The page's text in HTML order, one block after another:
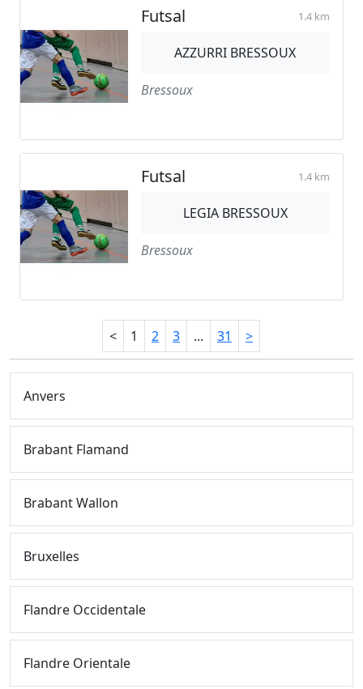
Futsal 1.4 km
AZZURRI BRESSOUX
Bressoux
Futsal 1.4 km
LEGIA BRESSOUX
Bressoux
< 1 2 3 ... 31 >
Anvers
Brabant Flamand
Brabant Wallon
Bruxelles
Flandre Occidentale
Flandre Orientale